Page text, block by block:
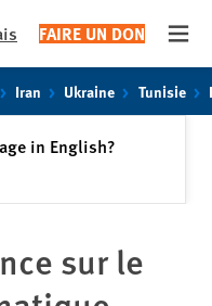
FAIRE UN DON
Iran Ukraine Tunisie
in English?
sur le